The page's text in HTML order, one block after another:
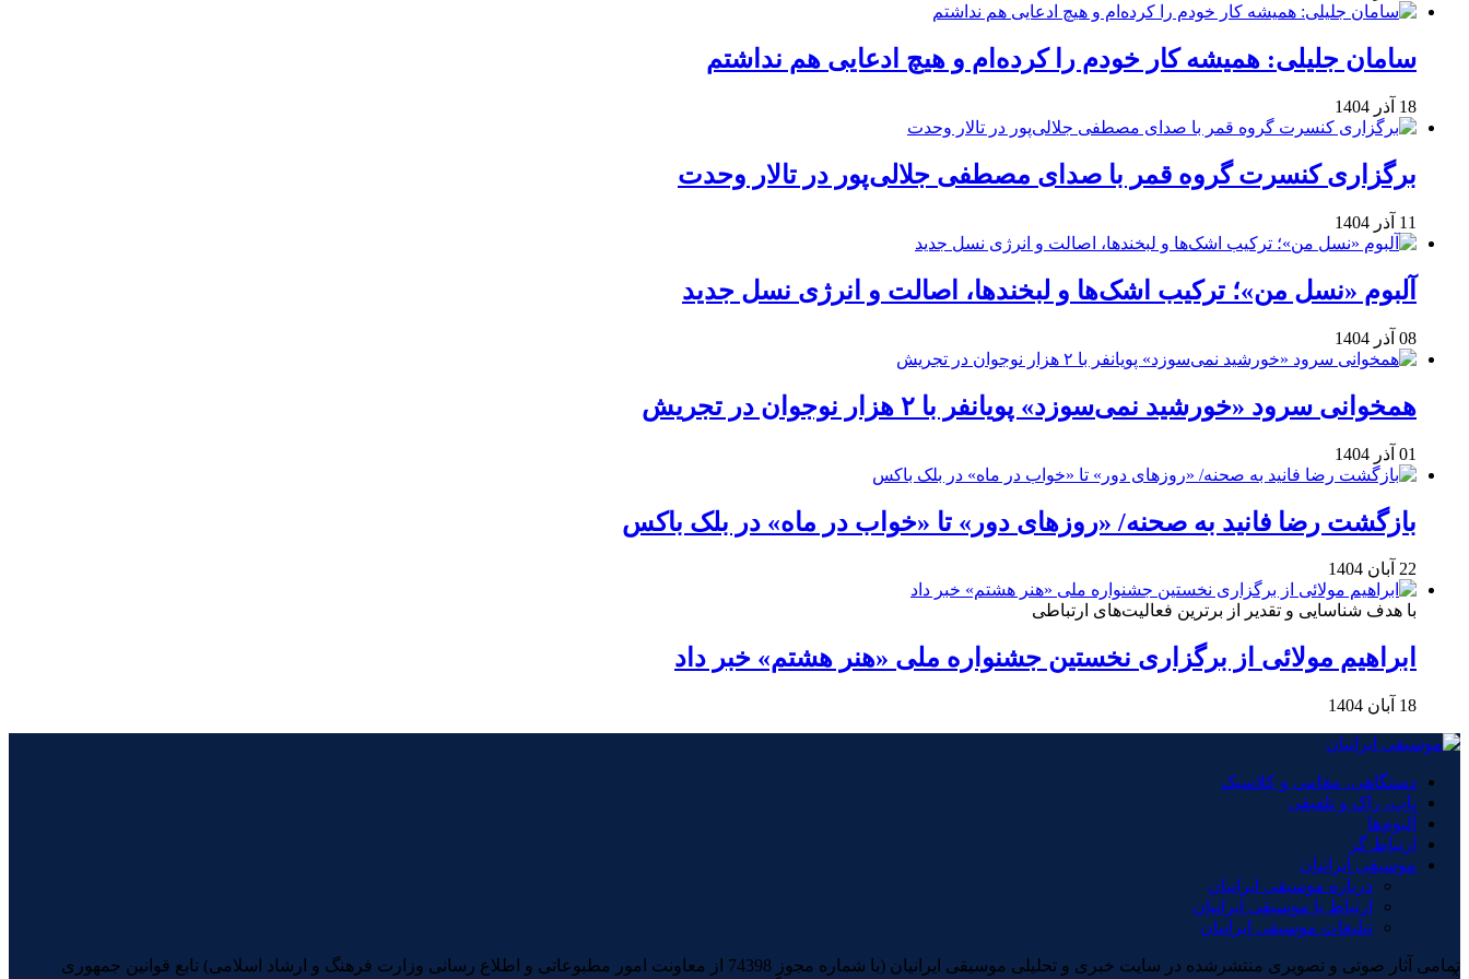
×
سامان جلیلی: همیشه کار خودم را کرده‌ام و هیچ ادعایی هم نداشتم
18 آذر 1404
برگزاری کنسرت گروه قمر با صدای مصطفی جلالی‌پور در تالار وحدت
11 آذر 1404
آلبوم «نسل من»؛ ترکیب اشک‌ها و لبخندها، اصالت و انرژی نسل جدید
08 آذر 1404
همخوانی سرود «خورشید نمی‌سوزد» پویانفر با ۲ هزار نوجوان در تجریش
01 آذر 1404
بازگشت رضا فانید به صحنه/ «روزهای دور» تا «خواب در ماه» در بلک باکس
22 آبان 1404
با هدف شناسایی و تقدیر از برترین فعالیت‌های ارتباطی
ابراهیم مولائی از برگزاری نخستین جشنواره ملی «هنر هشتم» خبر داد
18 آبان 1404
دستگاهی، مقامی و کلاسیک
پاپ، راک و تلفیقی
آلبوم‌ها
ارتباط گر
موسیقی ایرانیان
درباره موسیقی ایرانیان
ارتباط با موسیقی ایرانیان
تبلیغات موسیقی ایرانیان
تمامی آثار صوتی و تصویری منتشرشده در سایت خبری و تحلیلی موسیقی ایرانیان (با شماره مجوز 74398 از معاونت امور مطبوعاتی و اطلاع رسانی وزارت فرهنگ و ارشاد اسلامی) تابع قوانین جمهوری